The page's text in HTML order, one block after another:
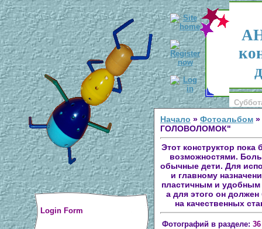
Login Form
Начало » Фотоальбом
ГОЛОВОЛОМОК"
Этот конструктор
возможностями.
обычные дети. Для
и главному
пластичным и удобным
а для этого он
на качественных
Фотографий в разделе: 36